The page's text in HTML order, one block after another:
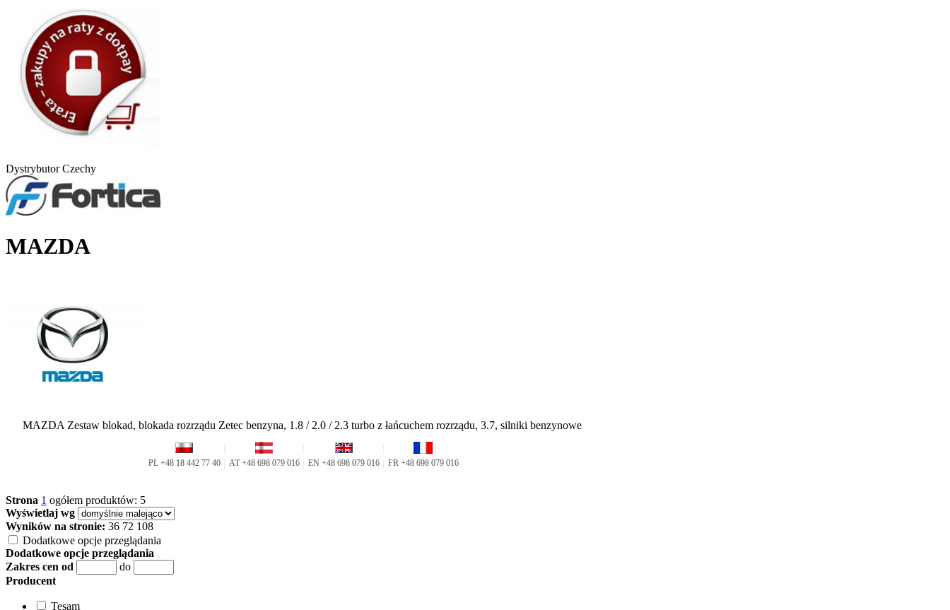
Dystrybutor Czechy
MAZDA
MAZDA Zestaw blokad, blokada rozrządu Zetec benzyna, 1.8 / 2.0 / 2.3 turbo z łańcuchem rozrządu, 3.7, silniki benzynowe
Strona 1 ogółem produktów: 5
Wyświetlaj wg
Wyników na stronie: 36 72 108
Dodatkowe opcje przeglądania
Dodatkowe opcje przeglądania
Zakres cen od
do
Producent
Tesam